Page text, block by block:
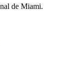
de Miami.